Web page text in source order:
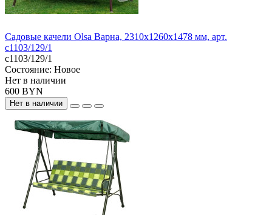
Садовые качели Olsa Варна, 2310х1260х1478 мм, арт.
с1103/129/1
с1103/129/1
Состояние: Новое
Нет в наличии
600 BYN
Нет в наличии